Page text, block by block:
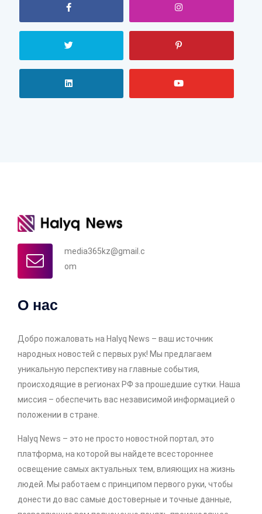
media365kz@gmail.c
om
О нас
Добро пожаловать на Halyq News – ваш источник
народных новостей с первых рук! Мы предлагаем
уникальную перспективу на главные события,
происходящие в регионах РФ за прошедшие сутки. Наша
миссия – обеспечить вас независимой информацией о
положении в стране.
Halyq News – это не просто новостной портал, это
платформа, на которой вы найдете всестороннее
освещение самых актуальных тем, влияющих на жизнь
людей. Мы работаем с принципом первого руки, чтобы
донести до вас самые достоверные и точные данные,